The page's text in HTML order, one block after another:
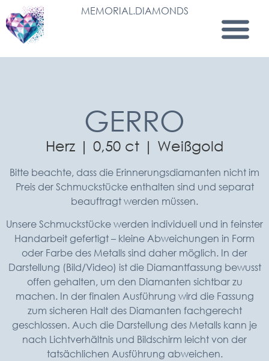
MEMORIAL.DIAMONDS
GERRO
Herz | 0,50 ct | Weißgold
Bitte beachte, dass die Erinnerungsdiamanten nicht im
Preis der Schmuckstücke enthalten sind und separat
beauftragt werden müssen.
Unsere Schmuckstücke werden individuell und in feinster
Handarbeit gefertigt – kleine Abweichungen in Form
oder Farbe des Metalls sind daher möglich. In der
Darstellung (Bild/Video) ist die Diamantfassung bewusst
offen gehalten, um den Diamanten sichtbar zu
machen. In der finalen Ausführung wird die Fassung
zum sicheren Halt des Diamanten fachgerecht
geschlossen. Auch die Darstellung des Metalls kann je
nach Lichtverhältnis und Bildschirm leicht von der
tatsächlichen Ausführung abweichen.